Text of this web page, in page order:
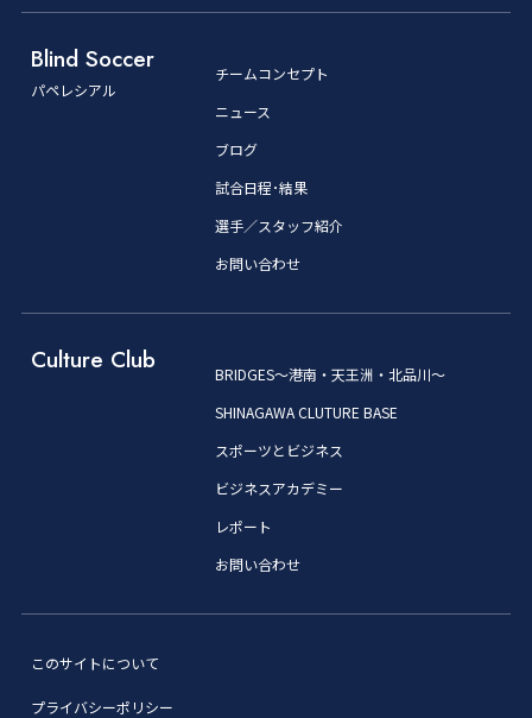
Blind Soccer
パペレシアル
チームコンセプト
ニュース
ブログ
試合日程･結果
選手／スタッフ紹介
お問い合わせ
Culture Club
BRIDGES～港南・天王洲・北品川～
SHINAGAWA CLUTURE BASE
スポーツとビジネス
ビジネスアカデミー
レポート
お問い合わせ
このサイトについて
プライバシーポリシー